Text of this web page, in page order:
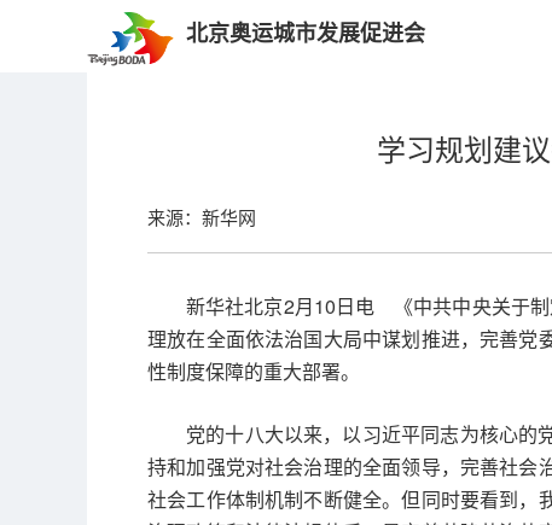
北京奥运城市发展促进会
学习规划建
来源：新华网
新华社北京2月10日电 《中共中央关于制
理放在全面依法治国大局中谋划推进，完善党
性制度保障的重大部署。
党的十八大以来，以习近平同志为核心的
持和加强党对社会治理的全面领导，完善社会
社会工作体制机制不断健全。但同时要看到